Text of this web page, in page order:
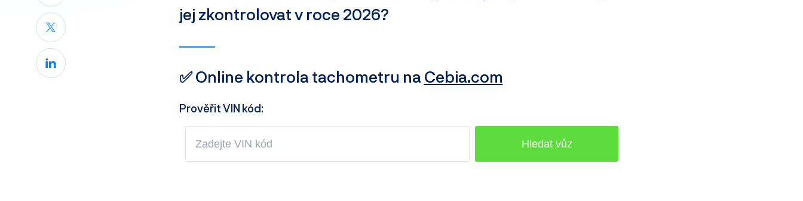
jej zkontrolovat v roce 2026?
✅ Online kontrola tachometru na Cebia.com
Prověřit VIN kód: